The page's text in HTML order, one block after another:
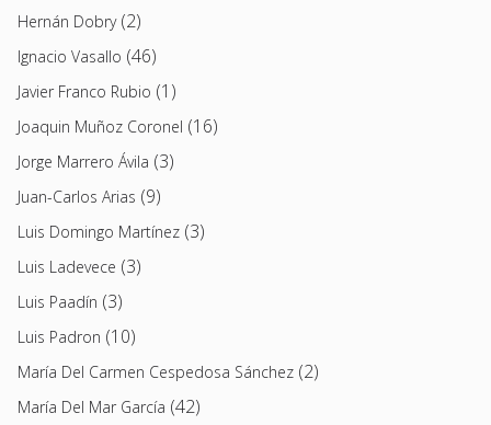
Hernán Dobry(2)
Ignacio Vasallo (46)
Javier Franco Rubio (1)
Joaquin Muñoz Coronel (16)
Jorge Marrero Ávila (3)
Juan-Carlos Arias (9)
Luis Domingo Martínez (3)
Luis Ladevece (3)
Luis Paadín (3)
Luis Padron (10)
María Del Carmen Cespedosa Sánchez (2)
María Del Mar García (42)